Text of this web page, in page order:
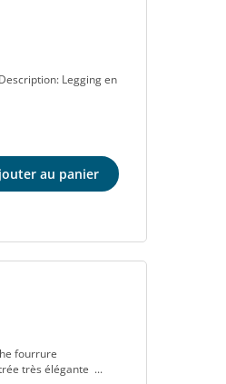
Legging en
au panier
fourrure
très élégante ...